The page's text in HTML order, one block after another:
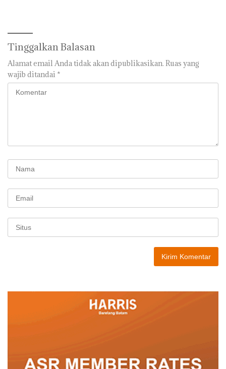
Tinggalkan Balasan
Alamat email Anda tidak akan dipublikasikan. Ruas yang
wajib ditandai *